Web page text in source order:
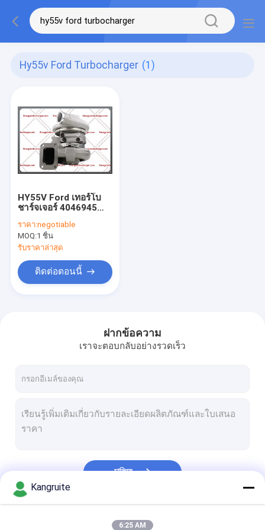
Hy55v Ford Turbocharger (1)
HY55V Ford เทอร์โบ
ชาร์จเจอร์ 4046945
4046946 4046947
504252142
504252144 เคอร์เซอร์
13 เครื่องยนต์
ราคา:negotiable
MOQ:1 ชิ้น
รับราคาล่าสุด
ติดต่อตอนนี้
ฝากข้อความ
เราจะตอบกลับอย่างรวดเร็ว
চালিয়ে
Kangruite
6:25 AM